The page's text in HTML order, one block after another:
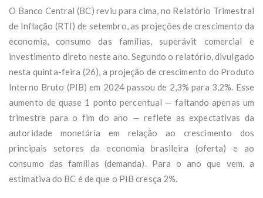
O Banco Central (BC) reviu para cima, no Relatório Trimestral
de Inflação (RTI) de setembro, as projeções de crescimento da
economia, consumo das famílias, superávit comercial e
investimento direto neste ano. Segundo o relatório, divulgado
nesta quinta-feira (26), a projeção de crescimento do Produto
Interno Bruto (PIB) em 2024 passou de 2,3% para 3,2%. Esse
aumento de quase 1 ponto percentual — faltando apenas um
trimestre para o fim do ano — reflete as expectativas da
autoridade monetária em relação ao crescimento dos
principais setores da economia brasileira (oferta) e ao
consumo das famílias (demanda). Para o ano que vem, a
estimativa do BC é de que o PIB cresça 2%.